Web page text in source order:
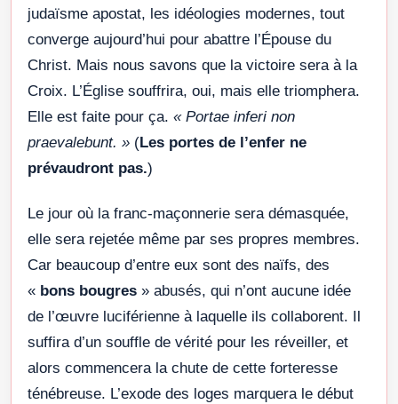
judaïsme apostat, les idéologies modernes, tout
converge aujourd’hui pour abattre l’Épouse du
Christ. Mais nous savons que la victoire sera à la
Croix. L’Église souffrira, oui, mais elle triomphera.
Elle est faite pour ça. « Portae inferi non
praevalebunt. » (Les portes de l’enfer ne
prévaudront pas.)
Le jour où la franc-maçonnerie sera démasquée,
elle sera rejetée même par ses propres membres.
Car beaucoup d’entre eux sont des naïfs, des
« bons bougres » abusés, qui n’ont aucune idée
de l’œuvre luciférienne à laquelle ils collaborent. Il
suffira d’un souffle de vérité pour les réveiller, et
alors commencera la chute de cette forteresse
ténébreuse. L’exode des loges marquera le début